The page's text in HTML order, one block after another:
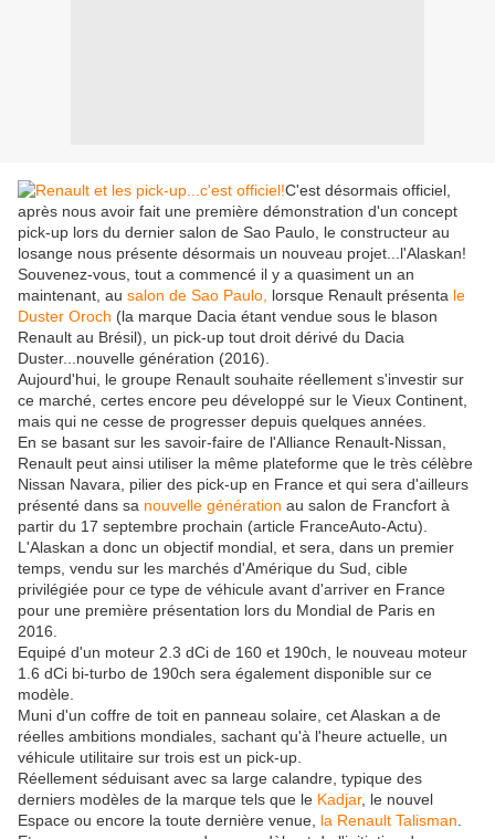
C'est désormais officiel,
après nous avoir fait une première démonstration d'un concept
pick-up lors du dernier salon de Sao Paulo, le constructeur au
losange nous présente désormais un nouveau projet...l'Alaskan!
Souvenez-vous, tout a commencé il y a quasiment un an
maintenant, au salon de Sao Paulo, lorsque Renault présenta le
Duster Oroch (la marque Dacia étant vendue sous le blason
Renault au Brésil), un pick-up tout droit dérivé du Dacia
Duster...nouvelle génération (2016).
Aujourd'hui, le groupe Renault souhaite réellement s'investir sur
ce marché, certes encore peu développé sur le Vieux Continent,
mais qui ne cesse de progresser depuis quelques années.
En se basant sur les savoir-faire de l'Alliance Renault-Nissan,
Renault peut ainsi utiliser la même plateforme que le très célèbre
Nissan Navara, pilier des pick-up en France et qui sera d'ailleurs
présenté dans sa nouvelle génération au salon de Francfort à
partir du 17 septembre prochain (article FranceAuto-Actu).
L'Alaskan a donc un objectif mondial, et sera, dans un premier
temps, vendu sur les marchés d'Amérique du Sud, cible
privilégiée pour ce type de véhicule avant d'arriver en France
pour une première présentation lors du Mondial de Paris en
2016.
Equipé d'un moteur 2.3 dCi de 160 et 190ch, le nouveau moteur
1.6 dCi bi-turbo de 190ch sera également disponible sur ce
modèle.
Muni d'un coffre de toit en panneau solaire, cet Alaskan a de
réelles ambitions mondiales, sachant qu'à l'heure actuelle, un
véhicule utilitaire sur trois est un pick-up.
Réellement séduisant avec sa large calandre, typique des
derniers modèles de la marque tels que le Kadjar, le nouvel
Espace ou encore la toute dernière venue, la Renault Talisman